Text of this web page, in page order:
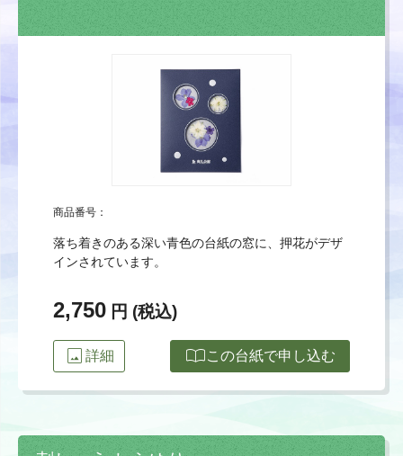
商品番号：
落ち着きのある深い青色の台紙の窓に、押花がデザ
インされています。
2,750 円 (税込)
image 詳細 import_contactsこの台紙で申し込む